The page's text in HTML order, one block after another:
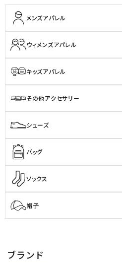
メンズアパレル
ウィメンズアパレル
キッズアパレル
その他アクセサリー
シューズ
バッグ
ソックス
帽子
ブランド